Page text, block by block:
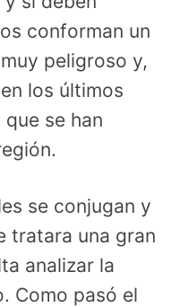
conforman un
peligroso y,
los últimos
se han
se conjugan y
tratara una gran
analizar la
Como pasó el